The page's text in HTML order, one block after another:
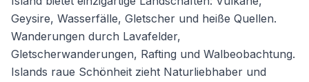
Geysire, Wasserfälle, Gletscher und heiße Quellen.
Wanderungen durch Lavafelder,
Gletscherwanderungen, Rafting und Walbeobachtung.
Islands raue Schönheit zieht Naturliebhaber und